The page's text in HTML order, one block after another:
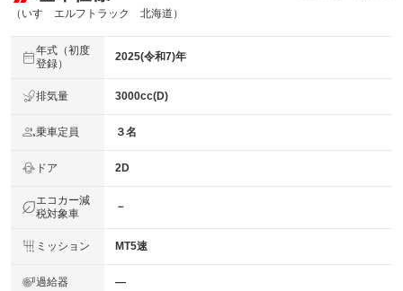
免責金 無し
受付先
法定整備
※車検なし・車検整備付の場合は法定24ヶ月点検整備付
法定整備
（いすゞエルフトラック 北海道）
年式（初度
登録）
2025(令和7)年
排気量 3000cc(D)
乗車定員 ３名
ドア 2D
エコカー減
税対象車
－
ミッション MT5速
過給器 ―